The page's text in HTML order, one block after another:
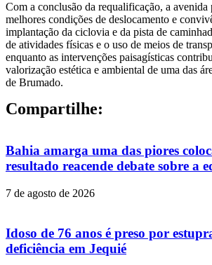
Com a conclusão da requalificação, a avenida
melhores condições de deslocamento e
implantação da ciclovia e da pista de
de atividades físicas e o uso de meios de
enquanto as intervenções paisagísticas
valorização estética e ambiental de uma das
de Brumado.
Compartilhe:
Bahia amarga uma das piores
resultado reacende debate sobre a
7 de agosto de 2026
Idoso de 76 anos é preso por
deficiência em Jequié